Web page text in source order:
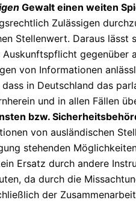
Gewalt einen weiten
Zulässigen
Stellenwert. Daraus lässt
von Informationen
in Deutschland das
und in allen Fällen
bzw.
von ausländischen
stehenden
Ersatz durch andere
da durch die
der